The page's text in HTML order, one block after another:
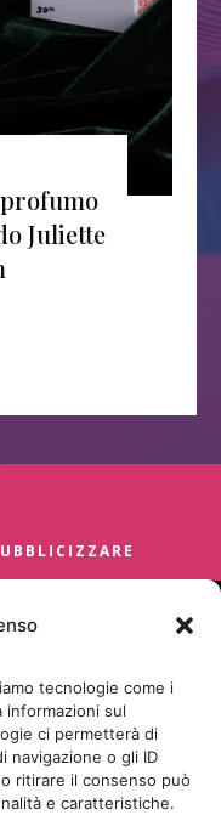
tecnologie come i
informazioni sul
ci permetterà di
navigazione o gli ID
ritirare il consenso può
e caratteristiche.
Juliette